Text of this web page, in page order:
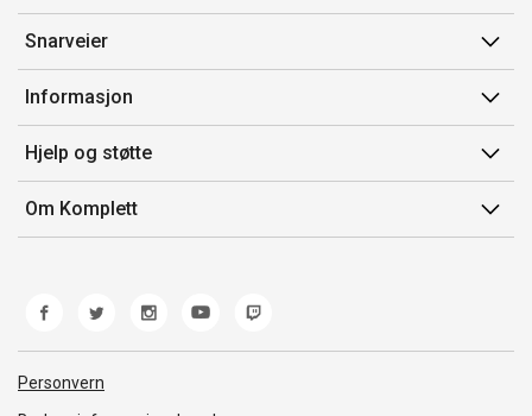
Snarveier
Min side
Ordreoversikt
Flex
Komplett Club
Informasjon
Salgsbetingelser
Medlemsvilkår for Komplett Club
Merker/produsent
Hjelp og støtte
Kontakt oss
Kundeservice
Retur
Reklamasjon og garanti
Frakt og levering
Om Komplett
Personvern